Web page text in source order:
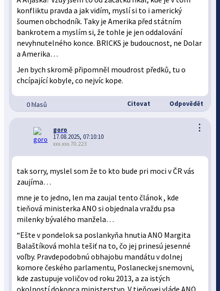
konfliktu pravda a jak vidím, myslí si to i americký
šoumen obchodník. Taky je Amerika před státním
bankrotem a myslím si, že tohle je jen oddalování
nevyhnutelného konce. BRICKS je budoucnost, ne Dolar
a Amerika…
Jen bych skromě připomněl moudrost předků, tu o
chcípající kobyle, co nejvíc kope.
0 hlasů Citovat Odpovědět
⋮
goro
17.08.2025, 07:10:10
xxx.xxx.70.223
tak sorry, myslel som že to kto bude pri moci v ČR vás
zaujíma…
mne je to jedno, len ma zaujal tento článok , kde
tieňová ministerka ANO si objednala vraždu psa
milenky bývalého manžela…
“Ešte v pondelok sa poslankyňa hnutia ANO Margita
Balaštíková mohla tešiť na to, čo jej prinesú jesenné
voľby. Pravdepodobnú obhajobu mandátu v dolnej
komore českého parlamentu, Poslaneckej snemovni,
kde zastupuje voličov od roku 2013, a za istých